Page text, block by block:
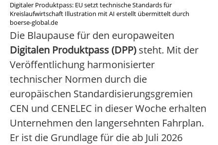
Digitaler Produktpass: EU setzt technische Standards für
Kreislaufwirtschaft Illustration mit AI erstellt übermittelt durch
boerse-global.de
Die Blaupause für den europaweiten
Digitalen Produktpass (DPP) steht. Mit der
Veröffentlichung harmonisierter
technischer Normen durch die
europäischen Standardisierungsgremien
CEN und CENELEC in dieser Woche erhalten
Unternehmen den langersehnten Fahrplan.
Er ist die Grundlage für die ab Juli 2026